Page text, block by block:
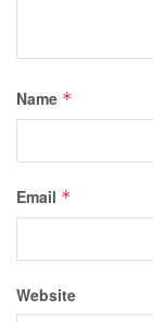
Name *
Email *
Website